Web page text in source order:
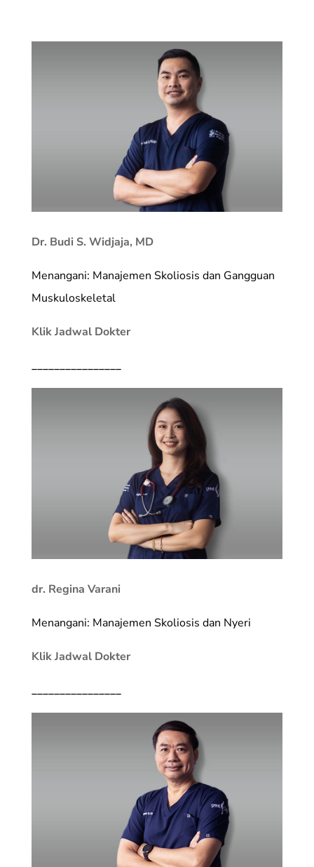
Dr. Budi S. Widjaja, MD
Menangani: Manajemen Skoliosis dan Gangguan
Muskuloskeletal
Klik Jadwal Dokter
________________
dr. Regina Varani
Menangani: Manajemen Skoliosis dan Nyeri
Klik Jadwal Dokter
________________